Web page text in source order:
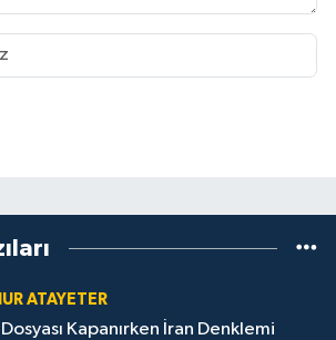
ATAYETER
Dosyası Kapanırken İran Denklemi